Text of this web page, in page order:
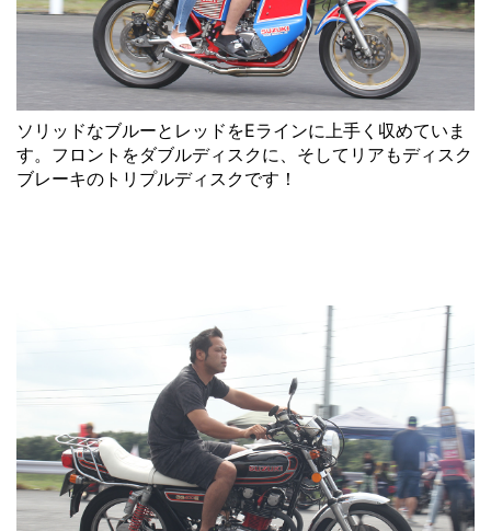
ソリッドなブルーとレッドをEラインに上手く収めていま
す。フロントをダブルディスクに、そしてリアもディスク
ブレーキのトリプルディスクです！